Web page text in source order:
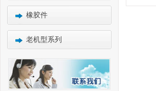
橡胶件
老机型系列